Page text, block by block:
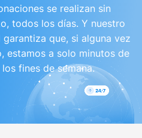
se realizan sin
todos los días. Y nuestro
que, si alguna vez
estamos a solo minutos de
fines de semana.